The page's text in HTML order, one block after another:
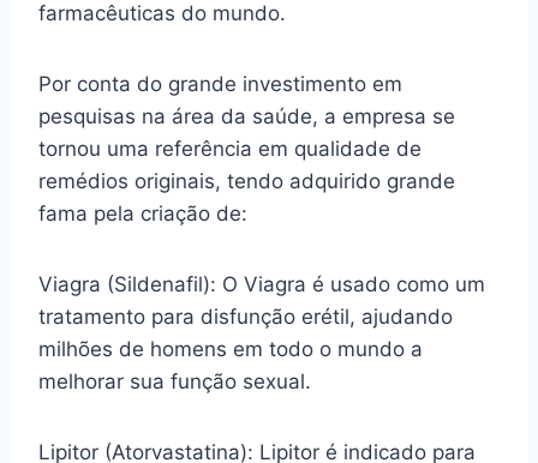
farmacêuticas do mundo.
Por conta do grande investimento em
pesquisas na área da saúde, a empresa se
tornou uma referência em qualidade de
remédios originais, tendo adquirido grande
fama pela criação de:
Viagra (Sildenafil): O Viagra é usado como um
tratamento para disfunção erétil, ajudando
milhões de homens em todo o mundo a
melhorar sua função sexual.
Lipitor (Atorvastatina): Lipitor é indicado para